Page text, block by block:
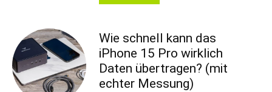
Wie schnell kann das
iPhone 15 Pro wirklich
Daten übertragen? (mit
echter Messung)